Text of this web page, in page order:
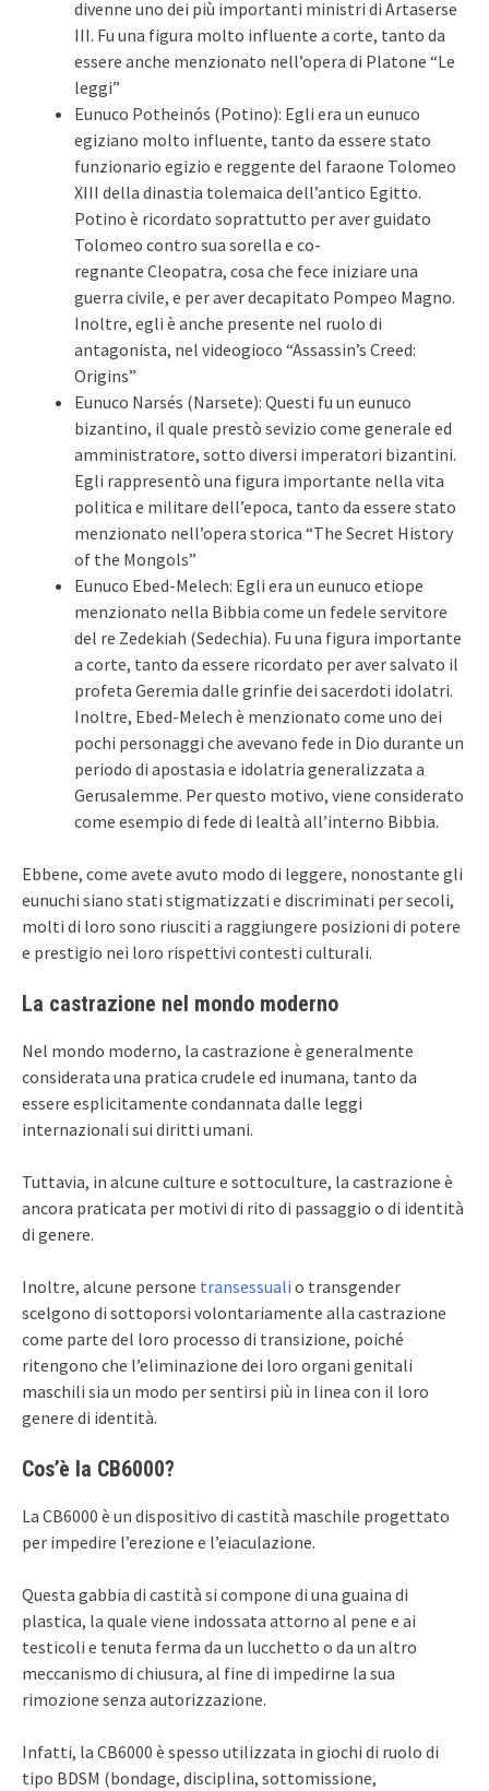
divenne uno dei più importanti ministri di Artaserse
III. Fu una figura molto influente a corte, tanto da
essere anche menzionato nell’opera di Platone “Le
leggi”
Eunuco Potheinós (Potino): Egli era un eunuco
egiziano molto influente, tanto da essere stato
funzionario egizio e reggente del faraone Tolomeo
XIII della dinastia tolemaica dell’antico Egitto.
Potino è ricordato soprattutto per aver guidato
Tolomeo contro sua sorella e co-
regnante Cleopatra, cosa che fece iniziare una
guerra civile, e per aver decapitato Pompeo Magno.
Inoltre, egli è anche presente nel ruolo di
antagonista, nel videogioco “Assassin’s Creed:
Origins”
Eunuco Narsés (Narsete): Questi fu un eunuco
bizantino, il quale prestò sevizio come generale ed
amministratore, sotto diversi imperatori bizantini.
Egli rappresentò una figura importante nella vita
politica e militare dell’epoca, tanto da essere stato
menzionato nell’opera storica “The Secret History
of the Mongols”
Eunuco Ebed-Melech: Egli era un eunuco etiope
menzionato nella Bibbia come un fedele servitore
del re Zedekiah (Sedechia). Fu una figura importante
a corte, tanto da essere ricordato per aver salvato il
profeta Geremia dalle grinfie dei sacerdoti idolatri.
Inoltre, Ebed-Melech è menzionato come uno dei
pochi personaggi che avevano fede in Dio durante un
periodo di apostasia e idolatria generalizzata a
Gerusalemme. Per questo motivo, viene considerato
come esempio di fede di lealtà all’interno Bibbia.
Ebbene, come avete avuto modo di leggere, nonostante gli
eunuchi siano stati stigmatizzati e discriminati per secoli,
molti di loro sono riusciti a raggiungere posizioni di potere
e prestigio nei loro rispettivi contesti culturali.
La castrazione nel mondo moderno
Nel mondo moderno, la castrazione è generalmente
considerata una pratica crudele ed inumana, tanto da
essere esplicitamente condannata dalle leggi
internazionali sui diritti umani.
Tuttavia, in alcune culture e sottoculture, la castrazione è
ancora praticata per motivi di rito di passaggio o di identità
di genere.
Inoltre, alcune persone transessuali o transgender
scelgono di sottoporsi volontariamente alla castrazione
come parte del loro processo di transizione, poiché
ritengono che l’eliminazione dei loro organi genitali
maschili sia un modo per sentirsi più in linea con il loro
genere di identità.
Cos’è la CB6000?
La CB6000 è un dispositivo di castità maschile progettato
per impedire l’erezione e l’eiaculazione.
Questa gabbia di castità si compone di una guaina di
plastica, la quale viene indossata attorno al pene e ai
testicoli e tenuta ferma da un lucchetto o da un altro
meccanismo di chiusura, al fine di impedirne la sua
rimozione senza autorizzazione.
Infatti, la CB6000 è spesso utilizzata in giochi di ruolo di
tipo BDSM (bondage, disciplina, sottomissione,